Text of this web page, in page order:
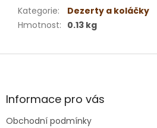
Kategorie:
Dezerty a koláčky
Hmotnost: 0.13 kg
Z
aInformace pro vás
Obchodní podmínky